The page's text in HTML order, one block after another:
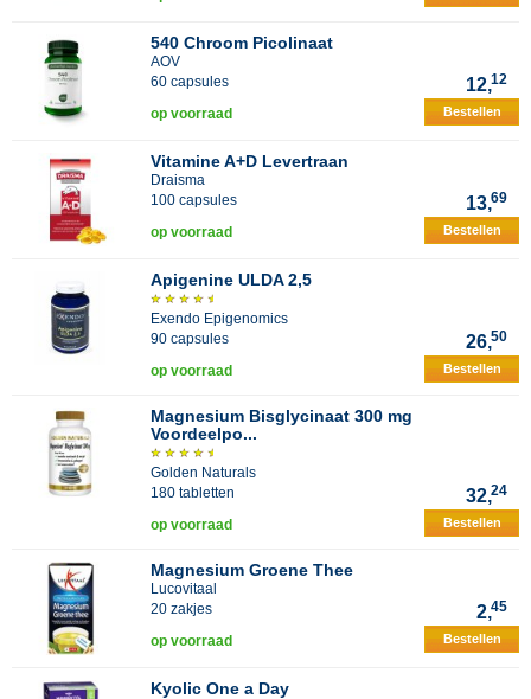
540 Chroom Picolinaat
AOV
60 capsules
12,12
op voorraad Bestellen
Vitamine A+D Levertraan
Draisma
100 capsules
13,69
op voorraad Bestellen
Apigenine ULDA 2,5
Exendo Epigenomics
90 capsules
26,50
op voorraad Bestellen
Magnesium Bisglycinaat 300 mg
Voordeelpo...
Golden Naturals
180 tabletten
32,24
op voorraad Bestellen
Magnesium Groene Thee
Lucovitaal
20 zakjes
2,45
op voorraad Bestellen
Kyolic One a Day